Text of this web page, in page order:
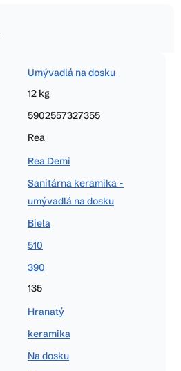
Umývadlá na dosku
12 kg
5902557327355
Rea
Rea Demi
Sanitárna keramika -
umývadlá na dosku
Biela
510
390
135
Hranatý
keramika
Na dosku